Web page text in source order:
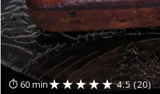
⏱ 60 min★★★★★ 4.5 (20)